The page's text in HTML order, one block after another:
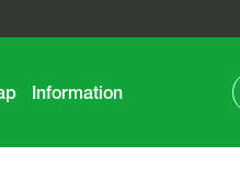
Information